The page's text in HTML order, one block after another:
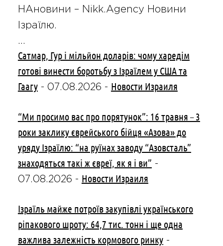
НАновини – Nikk.Agency Новини
Ізраїлю.
Сатмар, Гур і мільйон доларів: чому харедім
готові винести боротьбу з Ізраїлем у США та
Гаагу- 07.08.2026 - Новости Израиля
“Ми просимо вас про порятунок”: 16 травня – 3
роки заклику єврейського бійця «Азова» до
уряду Ізраїлю: “на руїнах заводу “Азовсталь”
знаходяться такі ж євреї, як я і ви” -
07.08.2026 - Новости Израиля
Ізраїль майже потроїв закупівлі українського
ріпакового шроту: 64,7 тис. тонн і ще одна
важлива залежність кормового ринку-